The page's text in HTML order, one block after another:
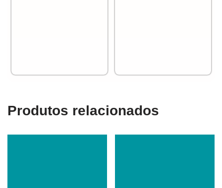
Produtos relacionados